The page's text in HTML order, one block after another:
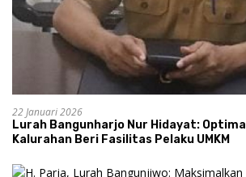
22 Januari 2026
Lurah Bangunharjo Nur Hidayat:
Kalurahan Beri Fasilitas Pelaku UMKM